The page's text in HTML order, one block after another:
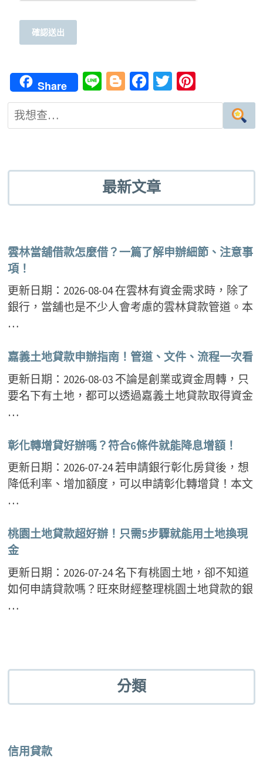
Share
Li
n
Bl
o
Fa
ce
k
T
wi nt
最新文章
雲林當舖借款怎麼借？一篇了解申辦細節、注意事
項！
更新日期：2026-08-04 在雲林有資金需求時，除了
銀行，當舖也是不少人會考慮的雲林貸款管道。本
…
嘉義土地貸款申辦指南！管道、文件、流程一次看
更新日期：2026-08-03 不論是創業或資金周轉，只
要名下有土地，都可以透過嘉義土地貸款取得資金
…
彰化轉增貸好辦嗎？符合6條件就能降息增額！
更新日期：2026-07-24 若申請銀行彰化房貸後，想
降低利率、增加額度，可以申請彰化轉增貸！本文
…
桃園土地貸款超好辦！只需5步驟就能用土地換現
金
更新日期：2026-07-24 名下有桃園土地，卻不知道
如何申請貸款嗎？旺來財經整理桃園土地貸款的銀
…
分類
信用貸款